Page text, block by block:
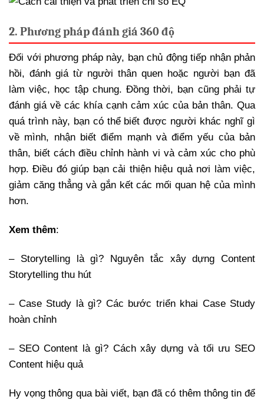
2. Phương pháp đánh giá 360 độ
Đối với phương pháp này, bạn chủ động tiếp nhận phản
hồi, đánh giá từ người thân quen hoặc người bạn đã
làm việc, học tập chung. Đồng thời, bạn cũng phải tự
đánh giá về các khía cạnh cảm xúc của bản thân. Qua
quá trình này, bạn có thể biết được người khác nghĩ gì
về mình, nhận biết điểm mạnh và điểm yếu của bản
thân, biết cách điều chỉnh hành vi và cảm xúc cho phù
hợp. Điều đó giúp bạn cải thiện hiệu quả nơi làm việc,
giảm căng thẳng và gắn kết các mối quan hệ của mình
hơn.
Xem thêm:
– Storytelling là gì? Nguyên tắc xây dựng Content
Storytelling thu hút
– Case Study là gì? Các bước triển khai Case Study
hoàn chỉnh
– SEO Content là gì? Cách xây dựng và tối ưu SEO
Content hiệu quả
Hy vọng thông qua bài viết, bạn đã có thêm thông tin để